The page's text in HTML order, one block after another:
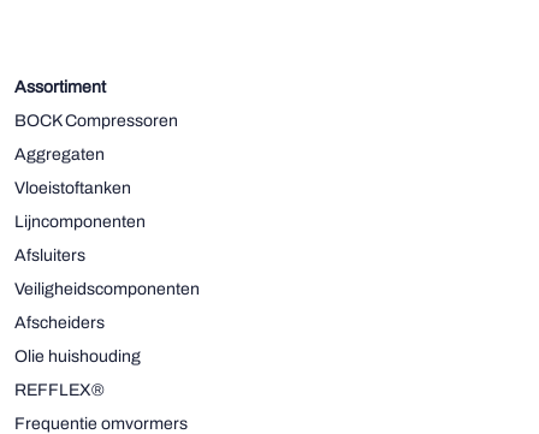
Assortiment
BOCK Compressoren
Aggregaten
Vloeistoftanken
Lijncomponenten
Afsluiters
Veiligheidscomponenten
Afscheiders
Olie huishouding
REFFLEX®
Frequentie omvormers